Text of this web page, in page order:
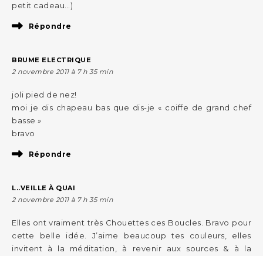
petit cadeau…)
Répondre
BRUME ELECTRIQUE
2 novembre 2011 à 7 h 35 min
joli pied de nez!
moi je dis chapeau bas que dis-je « coiffe de grand chef
basse »
bravo
Répondre
L..VEILLE À QUAI
2 novembre 2011 à 7 h 35 min
Elles ont vraiment très Chouettes ces Boucles. Bravo pour
cette belle idée. J’aime beaucoup tes couleurs, elles
invitent à la méditation, à revenir aux sources & à la